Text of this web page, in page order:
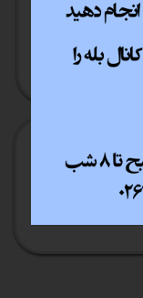
ارسال سریع
​​سراسر ایران
خرید قسطی
آسان به راحتی